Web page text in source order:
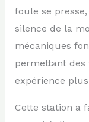
foule se
silence de la
mécaniques
permettant des
expérience
Cette station a